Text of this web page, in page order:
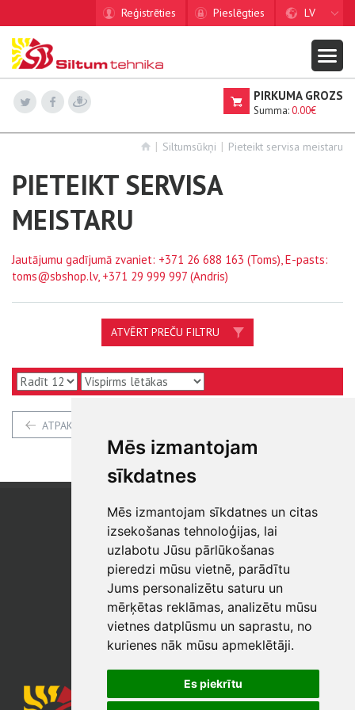
Mēs izmantojam
sīkdatnes
Mēs izmantojam sīkdatnes un citas
izsekošanas tehnoloģijas, lai
uzlabotu Jūsu pārlūkošanas
pieredzi mūsu vietnē, parādītu
Jums personalizētu saturu un
mērķētas reklāmas, analizētu mūsu
vietnes datplūsmu un saprastu, no
kurienes nāk mūsu apmeklētāji.
Es piekrītu
Reģistrēties Pieslēgties LV
PIRKUMA GROZS
Summa:0.00€
Siltumsūkņi Pieteikt servisa meistaru
PIETEIKT SERVISA
MEISTARU
Jautājumu gadījumā zvaniet: +371 26 688 163 (Toms), E-pasts:
toms@sbshop.lv, +371 29 999 997 (Andris)
ATVĒRT PREČU FILTRU
ATPAKAĻ
SIA "SB"
Reģistrācijas Nr. 40003017954
PVN reģ. Nr.: LV40003017954
Tālrunis: +371 67 813 100
E-pasts:
sb@sbshop.lv
MĀJAS LAPAS ADMINISTRATORS
E-pasts:ainars@sbshop.lv